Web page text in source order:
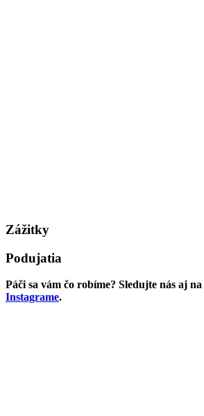
Zážitky
Podujatia
Páči sa vám čo robíme? Sledujte nás aj na
Instagrame.